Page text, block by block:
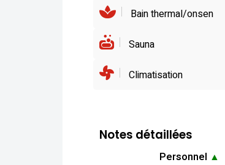
Bain thermal/onsen
Sauna
Climatisation
Notes détaillées
Personnel ▲